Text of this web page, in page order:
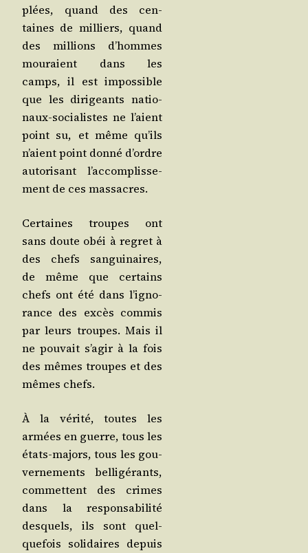
plées, quand des cen­
taines de mil­liers, quand
des mil­lions d’hommes
mou­raient dans les
camps, il est impos­sible
que les diri­geants natio­
naux-socia­listes ne l’aient
point su, et même qu’ils
n’aient point don­né d’ordre
auto­ri­sant l’ac­com­plis­se­
ment de ces massacres.
Cer­taines troupes ont
sans doute obéi à regret à
des chefs san­gui­naires,
de même que cer­tains
chefs ont été dans l’i­gno­
rance des excès com­mis
par leurs troupes. Mais il
ne pou­vait s’a­gir à la fois
des mêmes troupes et des
mêmes chefs.
À la véri­té, toutes les
armées en guerre, tous les
états-majors, tous les gou­
ver­ne­ments bel­li­gé­rants,
com­mettent des crimes
dans la res­pon­sa­bi­li­té
des­quels, ils sont quel­
que­fois soli­daires depuis